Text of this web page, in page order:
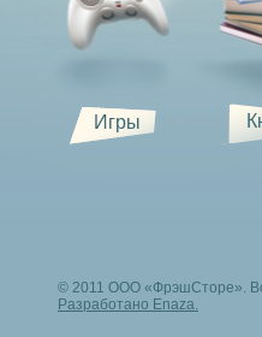
Игры
© 2011 ООО «ФрэшСторе».
Разработано Enaza.